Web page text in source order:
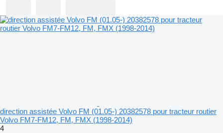
direction assistée Volvo FM (01.05-) 20382578 pour tracteur routier
Volvo FM7-FM12, FM, FMX (1998-2014)
4